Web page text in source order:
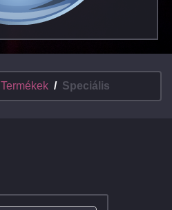
Termékek Speciális